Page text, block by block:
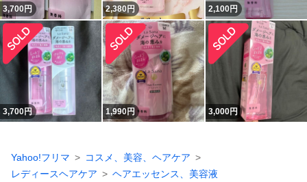
3,700円 2,380円 2,100円
3,700円 1,990円 3,000円
Yahoo!フリマ
コスメ、美容、ヘアケア
レディースヘアケア
ヘアエッセンス、美容液